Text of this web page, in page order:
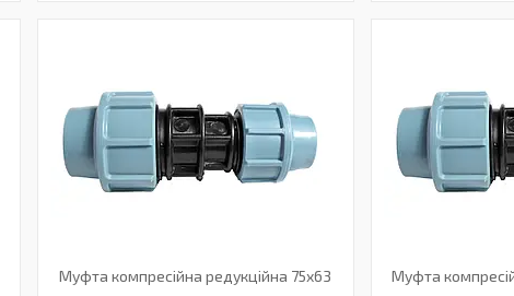
Муфта компресійна редукційна 75х63 Муфта